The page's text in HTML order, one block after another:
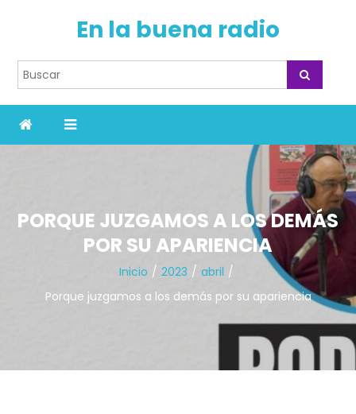
En la buena radio
PORQUE JUZGAMOS A LOS DEMÁS
POR SU APARIENCIA
Inicio 2023
abril
Porque juzgamos a los demás por su apariencia